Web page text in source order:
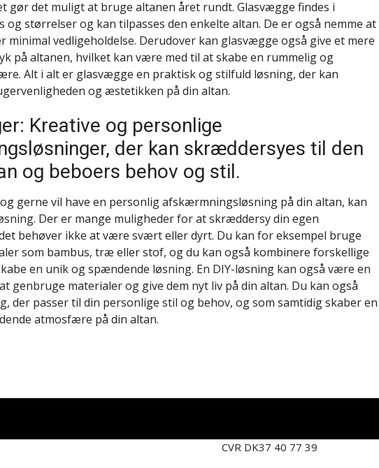
gør det muligt at bruge altanen året rundt. Glasvægge findes i
og størrelser og kan tilpasses den enkelte altan. De er også nemme at
vedligeholdelse. Derudover kan glasvægge også give et mere
på altanen, hvilket kan være med til at skabe en rummelig og
Alt i alt er glasvægge en praktisk og stilfuld løsning, der kan
og æstetikken på din altan.
Kreative og personlige
der kan skræddersyes til den
og beboers behov og stil.
gerne vil have en personlig afskærmningsløsning på din altan, kan
Der er mange muligheder for at skræddersy din egen
behøver ikke at være svært eller dyrt. Du kan for eksempel bruge
som bambus, træ eller stof, og du kan også kombinere forskellige
en unik og spændende løsning. En DIY-løsning kan også være en
genbruge materialer og give dem nyt liv på din altan. Du kan også
der passer til din personlige stil og behov, og som samtidig skaber en
atmosfære på din altan.
CVR DK37 40 77 39